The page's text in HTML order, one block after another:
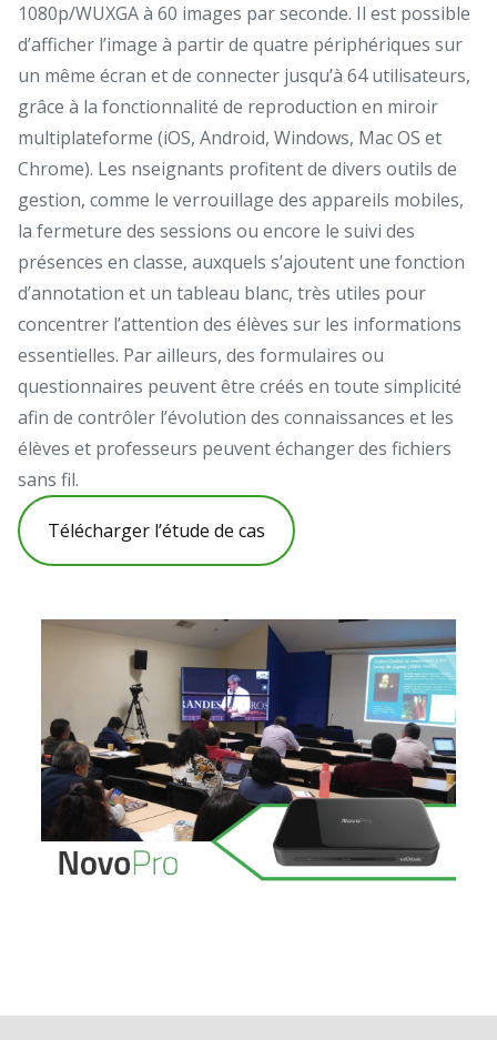
1080p/WUXGA à 60 images par seconde. Il est possible
d’afficher l’image à partir de quatre périphériques sur
un même écran et de connecter jusqu’à 64 utilisateurs,
grâce à la fonctionnalité de reproduction en miroir
multiplateforme (iOS, Android, Windows, Mac OS et
Chrome). Les nseignants profitent de divers outils de
gestion, comme le verrouillage des appareils mobiles,
la fermeture des sessions ou encore le suivi des
présences en classe, auxquels s’ajoutent une fonction
d’annotation et un tableau blanc, très utiles pour
concentrer l’attention des élèves sur les informations
essentielles. Par ailleurs, des formulaires ou
questionnaires peuvent être créés en toute simplicité
afin de contrôler l’évolution des connaissances et les
élèves et professeurs peuvent échanger des fichiers
sans fil.
Télécharger l’étude de cas